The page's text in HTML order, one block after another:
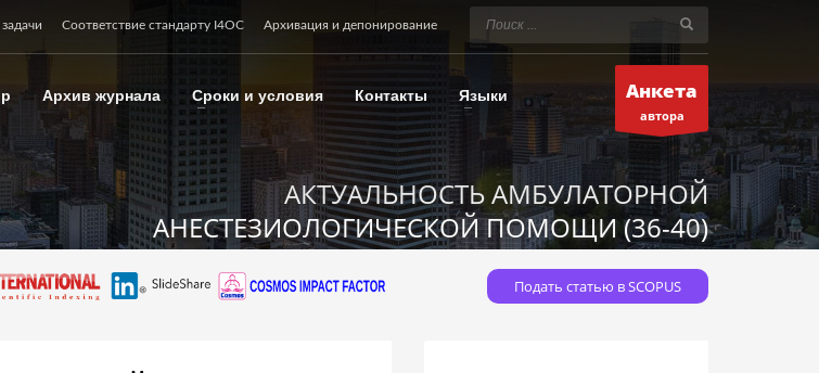
Соответствие стандарту I4OC Архивация и депонирование
Архив журнала Сроки и условия Контакты Языки Анкета
автора
АКТУАЛЬНОСТЬ АМБУЛАТОРНОЙ
АНЕСТЕЗИОЛОГИЧЕСКОЙ ПОМОЩИ (36-40)
Подать статью в SCOPUS